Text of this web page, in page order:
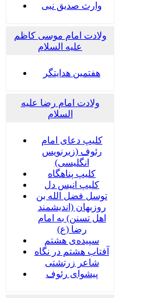
وارث صدیق نبی
ولادت امام موسی کاظم
علیه السلام
هفتمین هدایتگر
ولادت امام رضا علیه
السلام
کلیپ دعای امام
رئوف (زیرنویس
انگلیسی)
کلیپ پناهگاه
کلیپ انیس دل
توسل فضل الله بن
روزبهان (اندیشمند
اهل تسنن) به امام
رضا (ع)
سپیده‌ی هشتم
آفتاب هشتم در نگاه
شاعر زرتشتی
پیشوای رئوف